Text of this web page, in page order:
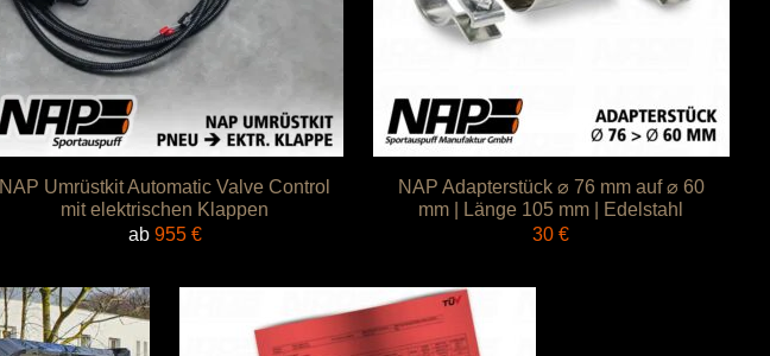
NAP Umrüstkit Automatic Valve Control
mit elektrischen Klappen
ab 955 €
NAP Adapterstück ⌀ 76 mm auf ⌀ 60
mm | Länge 105 mm | Edelstahl
30 €